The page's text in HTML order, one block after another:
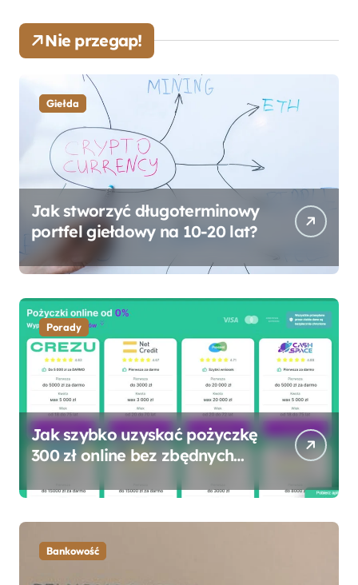
Nie przegap!
Giełda
Jak stworzyć długoterminowy
portfel giełdowy na 10-20 lat?
Porady
Jak szybko uzyskać pożyczkę
300 zł online bez zbędnych
Bankowość